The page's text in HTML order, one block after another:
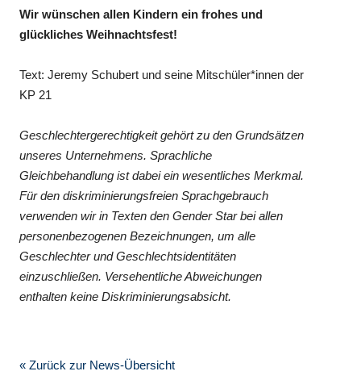
Wir wünschen allen Kindern ein frohes und
glückliches Weihnachtsfest!
Text: Jeremy Schubert und seine Mitschüler*innen der
KP 21
Geschlechtergerechtigkeit gehört zu den Grundsätzen
unseres Unternehmens. Sprachliche
Gleichbehandlung ist dabei ein wesentliches Merkmal.
Für den diskriminierungsfreien Sprachgebrauch
verwenden wir in Texten den Gender Star bei allen
personenbezogenen Bezeichnungen, um alle
Geschlechter und Geschlechtsidentitäten
einzuschließen. Versehentliche Abweichungen
enthalten keine Diskriminierungsabsicht.
« Zurück zur News-Übersicht